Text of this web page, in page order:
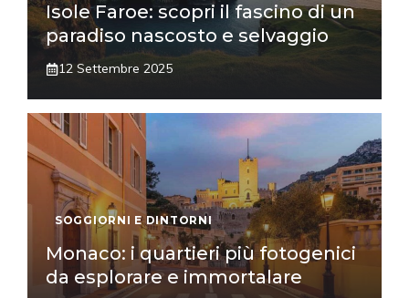
Isole Faroe: scopri il fascino di un
paradiso nascosto e selvaggio
12 Settembre 2025
SOGGIORNI E DINTORNI
Monaco: i quartieri più fotogenici
da esplorare e immortalare